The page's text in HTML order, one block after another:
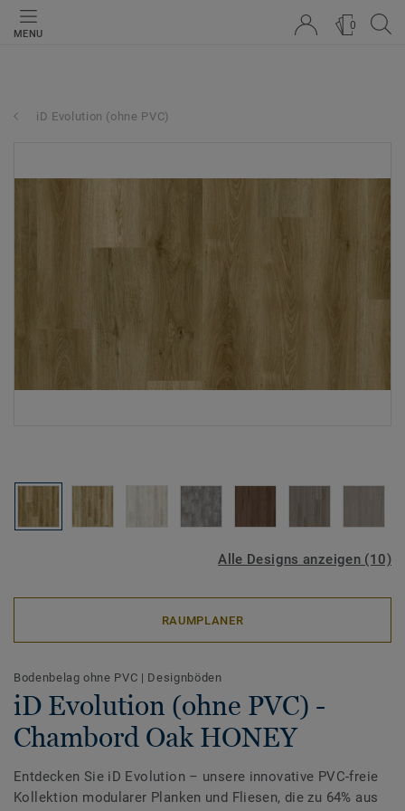
MENU
0
iD Evolution (ohne PVC)
Alle Designs anzeigen (10)
RAUMPLANER
Bodenbelag ohne PVC | Designböden
iD Evolution (ohne PVC) -
Chambord Oak HONEY
Entdecken Sie iD Evolution – unsere innovative PVC-freie
Kollektion modularer Planken und Fliesen, die zu 64% aus